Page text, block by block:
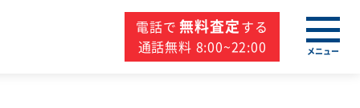
電話で 無料査定する
通話無料 8:00~22:00
メニュー